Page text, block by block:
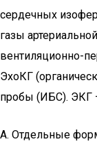
сердечных
газы
вентиляционно-
ЭхоКГ
пробы (ИБС). ЭКГ
А. Отдельные